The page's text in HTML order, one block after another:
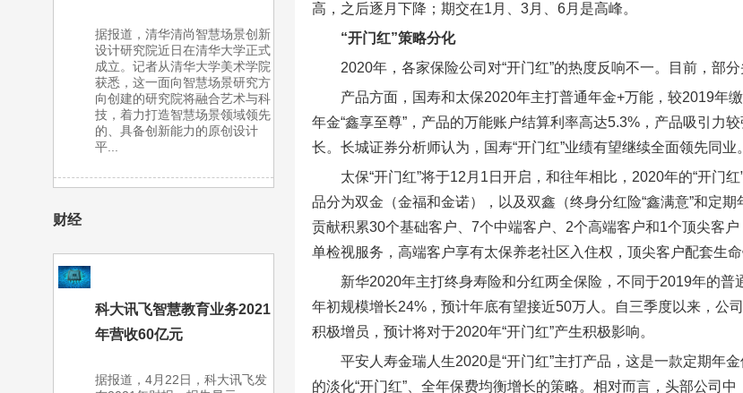
据报道，清华清尚智慧场景创新
设计研究院近日在清华大学正式
成立。记者从清华大学美术学院
获悉，这一面向智慧场景研究方
向创建的研究院将融合艺术与科
技，着力打造智慧场景领域领先
的、具备创新能力的原创设计
平...
财经
科大讯飞智慧教育业务2021
年营收60亿元
据报道，4月22日，科大讯飞发
高，之后逐月下降；期交在1月、3月、6月是高峰。
“开门红”策略分化
2020年，各家保险公司对“开门红”的热度反响不一。目前，部分
产品方面，国寿和太保2020年主打普通年金+万能，较2019年
年金“鑫享至尊”，产品的万能账户结算利率高达5.3%，产品吸引力
长。长城证券分析师认为，国寿“开门红”业绩有望继续全面领先同业。
太保“开门红”将于12月1日开启，和往年相比，2020年的“开门
品分为双金（金福和金诺），以及双鑫（终身分红险“鑫满意”和定
贡献积累30个基础客户、7个中端客户、2个高端客户和1个顶尖客
单检视服务，高端客户享有太保养老社区入住权，顶尖客户配套生命
新华2020年主打终身寿险和分红两全保险，不同于2019年的
年初规模增长24%，预计年底有望接近50万人。自三季度以来，公
积极增员，预计将对于2020年“开门红”产生积极影响。
平安人寿金瑞人生2020是“开门红”主打产品，这是一款定期年
的淡化“开门红”、全年保费均衡增长的策略。相对而言，头部公司